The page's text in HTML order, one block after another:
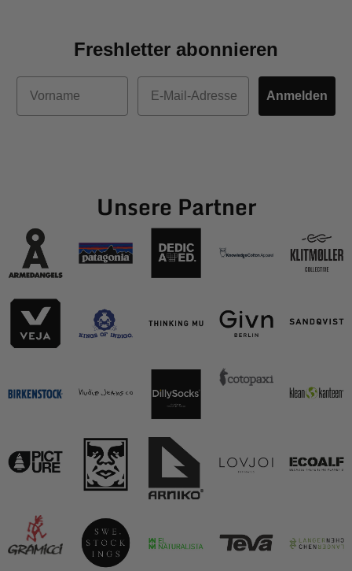
Freshletter abonnieren
Vorname
E-Mail
Anmelden
Unsere Partner